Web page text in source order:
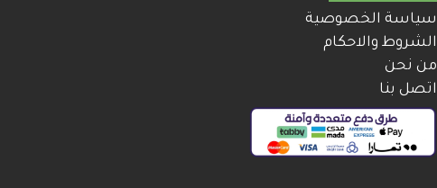
سياسة الخصوصية
الشروط والاحكام
من نحن
اتصل بنا